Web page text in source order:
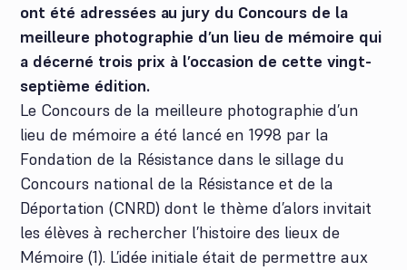
ont été adressées au jury du Concours de la
meilleure photographie d’un lieu de mémoire qui
a décerné trois prix à l’occasion de cette vingt-
septième édition.
Le Concours de la meilleure photographie d’un
lieu de mémoire a été lancé en 1998 par la
Fondation de la Résistance dans le sillage du
Concours national de la Résistance et de la
Déportation (CNRD) dont le thème d’alors invitait
les élèves à rechercher l’histoire des lieux de
Mémoire (1). L’idée initiale était de permettre aux